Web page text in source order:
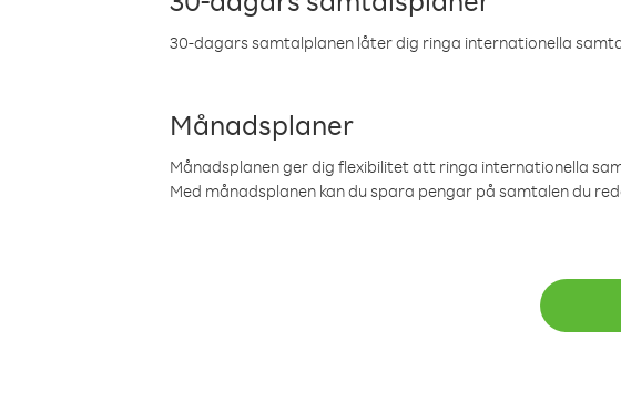
30-dagars samtalplanen låter dig ringa internationella
Månadsplaner
Månadsplanen ger dig flexibilitet att ringa internationella
Med månadsplanen kan du spara pengar på samtalen du